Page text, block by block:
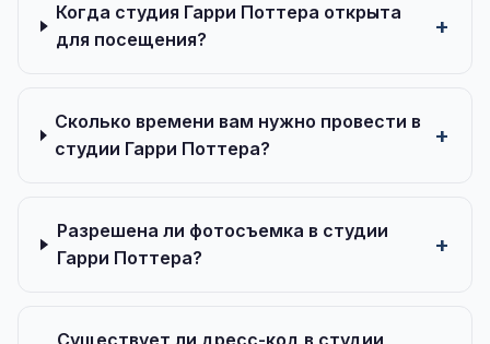
Когда студия Гарри Поттера открыта
для посещения?
Сколько времени вам нужно провести в
студии Гарри Поттера?
Разрешена ли фотосъемка в студии
Гарри Поттера?
Существует ли дресс-код в студии